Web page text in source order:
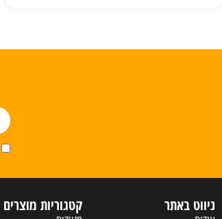
ניווט באתר קטגוריות מוצרים